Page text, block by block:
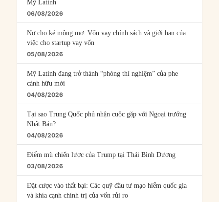
Mỹ Latinh
06/08/2026
Nợ cho kẻ mộng mơ: Vốn vay chính sách và giới hạn của
việc cho startup vay vốn
05/08/2026
Mỹ Latinh đang trở thành “phòng thí nghiệm” của phe
cánh hữu mới
04/08/2026
Tại sao Trung Quốc phủ nhận cuộc gặp với Ngoại trưởng
Nhật Bản?
04/08/2026
Điểm mù chiến lược của Trump tại Thái Bình Dương
03/08/2026
Đặt cược vào thất bại: Các quỹ đầu tư mạo hiểm quốc gia
và khía cạnh chính trị của vốn rủi ro